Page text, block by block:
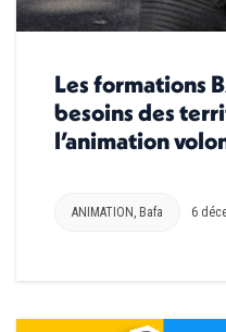
Les formations
besoins des
l’animation
ANIMATION Bafa 6